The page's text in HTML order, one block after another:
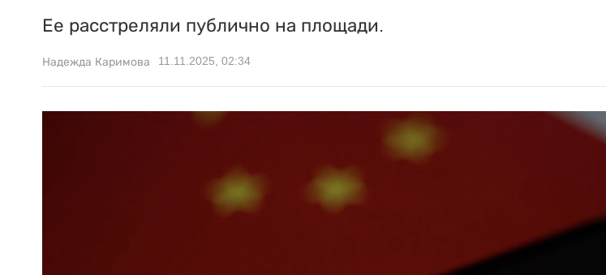
Ее расстреляли публично на площади.
Надежда Каримова 11.11.2025, 02:34